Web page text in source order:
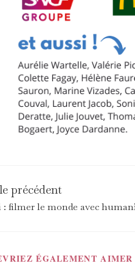
précédent
: filmer le monde avec
ÉGALEMENT AIMER